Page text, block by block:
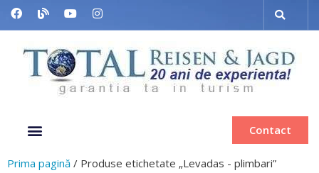
Contact
Prima pagină / Produse etichetate „Levadas - plimbari”